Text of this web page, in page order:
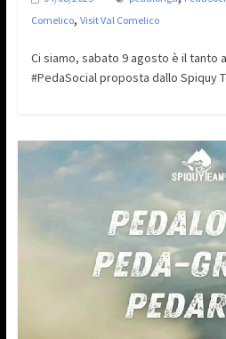
Comelico, Visit Val Comelico
Ci siamo, sabato 9 agosto è il tanto
#PedaSocial proposta dallo Spiquy